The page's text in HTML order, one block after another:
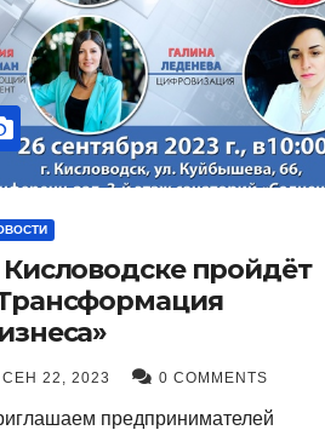
Кисловодске пройдёт
СЕН 22, 2023 0 COMMENTS
предпринимателей